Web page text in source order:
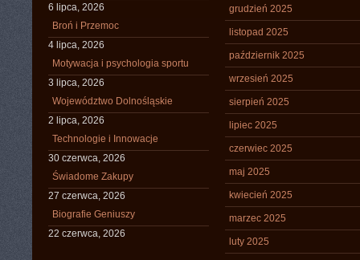
6 lipca, 2026
Broń i Przemoc
4 lipca, 2026
Motywacja i psychologia sportu
3 lipca, 2026
Województwo Dolnośląskie
2 lipca, 2026
Technologie i Innowacje
30 czerwca, 2026
Świadome Zakupy
27 czerwca, 2026
Biografie Geniuszy
22 czerwca, 2026
grudzień 2025
listopad 2025
październik 2025
wrzesień 2025
sierpień 2025
lipiec 2025
czerwiec 2025
maj 2025
kwiecień 2025
marzec 2025
luty 2025